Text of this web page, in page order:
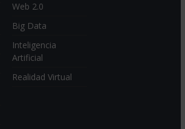
Web 2.0
Big Data
Inteligencia
Artificial
Realidad Virtual